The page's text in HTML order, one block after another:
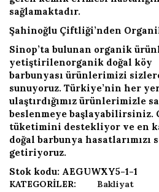
sağlamaktadır.
Şahinoğlu Çiftliği’nden
Sinop’ta bulunan organik
yetiştirilenorganik doğal köy
barbunyası ürünlerimizi
sunuyoruz. Türkiye’nin her
ulaştırdığımız ürünlerimizle
beslenmeye başlayabilirsiniz.
tüketimini destekliyor ve en
doğal barbunya hasatlarımızı
getiriyoruz.
Stok kodu: AEGUWXY5-1-1
KATEGORILER: Bakliyat